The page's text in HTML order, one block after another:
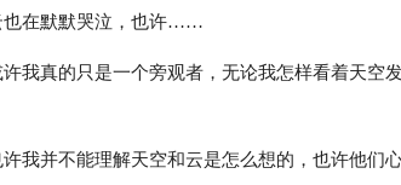
也在默默哭泣，也许……
许我真的只是一个旁观者，无论我怎样看着天
许我并不能理解天空和云是怎么想的，也许他们